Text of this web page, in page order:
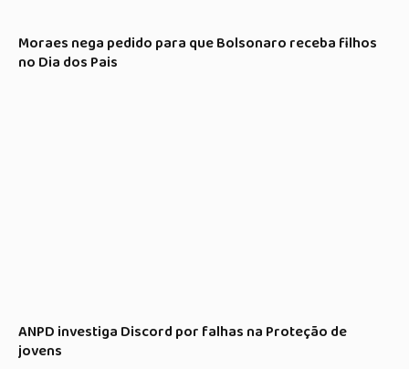
Moraes nega pedido para que Bolsonaro receba filhos
no Dia dos Pais
ANPD investiga Discord por falhas na Proteção de
jovens